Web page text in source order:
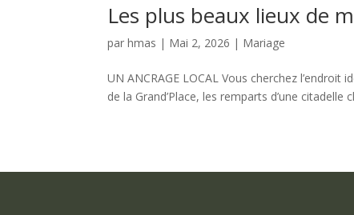
Les plus beaux lieux de
parhmas | Mai 2, 2026 | Mariage
UN ANCRAGE LOCAL Vous cherchez
de la Grand’Place, les remparts d’une